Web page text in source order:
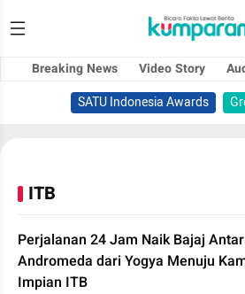
Breaking News Video Story
SATU Indonesia Awards
ITB
Perjalanan 24 Jam Naik Bajaj Antar
Andromeda dari Yogya Menuju
Impian ITB